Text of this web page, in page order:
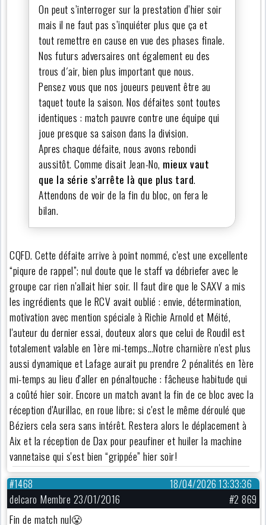
On peut s’interroger sur la prestation d’hier soir
mais il ne faut pas s’inquiéter plus que ça et
tout remettre en cause en vue des phases finale.
Nos futurs adversaires ont également eu des
trous d´air, bien plus important que nous.
Pensez vous que nos joueurs peuvent être au
taquet toute la saison. Nos défaites sont toutes
identiques : match pauvre contre une équipe qui
joue presque sa saison dans la division.
Apres chaque défaite, nous avons rebondi
aussitôt. Comme disait Jean-No, mieux vaut
que la série s’arrête là que plus tard.
Attendons de voir de la fin du bloc, on fera le
bilan.
CQFD. Cette défaite arrive à point nommé, c'est une excellente
“piqure de rappel”; nul doute que le staff va débriefer avec le
groupe car rien n'allait hier soir. Il faut dire que le SAXV a mis
les ingrédients que le RCV avait oublié : envie, détermination,
motivation avec mention spéciale à Richie Arnold et Méité,
l'auteur du dernier essai, douteux alors que celui de Roudil est
totalement valable en 1ère mi-temps…Notre charnière n'est plus
aussi dynamique et Lafage aurait pu prendre 2 pénalités en 1ère
mi-temps au lieu d'aller en pénaltouche : fâcheuse habitude qui
a coûté hier soir. Encore un match avant la fin de ce bloc avec la
réception d'Aurillac, en roue libre; si c'est le même déroulé que
Béziers cela sera sans intérêt. Restera alors le déplacement à
Aix et la réception de Dax pour peaufiner et huiler la machine
vannetaise qui s'est bien “grippée” hier soir!
18/04/2026 13:33:36
#1468
delcaro Membre 23/01/2016
#2 869
Fin de match nul😤